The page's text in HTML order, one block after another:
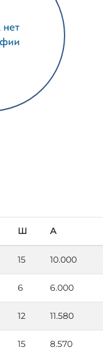
Ш А
15 10.000
6 6.000
12 11.580
15 8.570